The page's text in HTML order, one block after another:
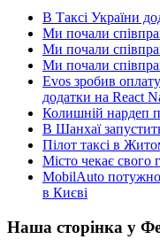
В Таксі України
Ми почали
Ми почали
Ми почали
Evos зробив
додатки на React
Колишній нардеп
В Шанхаї
Пілот таксі в
Місто чекає свого
MobilAuto потужно
в Києві
Наша сторінка у